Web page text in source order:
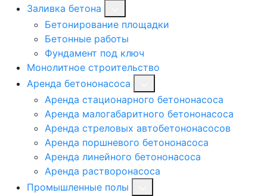
Заливка бетона
Бетонирование площадки
Бетонные работы
Фундамент под ключ
Монолитное строительство
Аренда бетононасоса
Аренда стационарного бетононасоса
Аренда малогабаритного бетононасоса
Аренда стреловых автобетононасосов
Аренда поршневого бетононасоса
Аренда линейного бетононасоса
Аренда растворонасоса
Промышленные полы